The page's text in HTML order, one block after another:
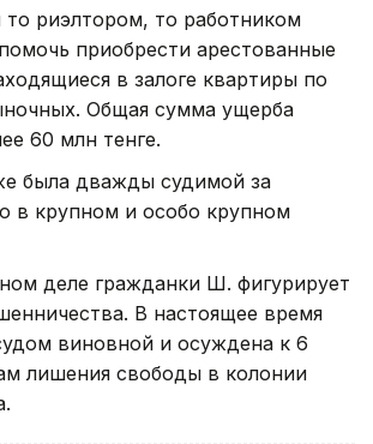
риэлтором, то работником
приобрести арестованные
в залоге квартиры по
Общая сумма ущерба
60 млн тенге.
была дважды судимой за
в крупном и особо крупном
деле гражданки Ш. фигурирует
В настоящее время
виновной и осуждена к 6
лишения свободы в колонии